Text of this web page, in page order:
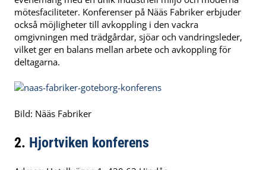
mötesfaciliteter. Konferenser på Nääs Fabriker erbjuder
också möjligheter till avkoppling i den vackra
omgivningen med trädgårdar, sjöar och vandringsleder,
vilket ger en balans mellan arbete och avkoppling för
deltagarna.
Bild: Nääs Fabriker
2. Hjortviken konferens